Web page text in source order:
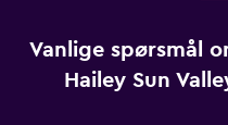
Vanlige spørsmål
Hailey Sun